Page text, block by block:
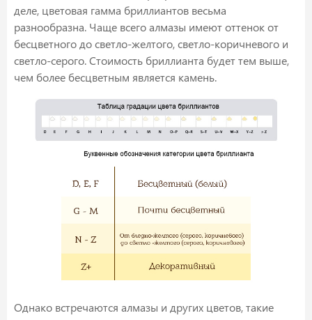
деле, цветовая гамма бриллиантов весьма
разнообразна. Чаще всего алмазы имеют оттенок от
бесцветного до светло-желтого, светло-коричневого и
светло-серого. Стоимость бриллианта будет тем выше,
чем более бесцветным является камень.
Однако встречаются алмазы и других цветов, такие